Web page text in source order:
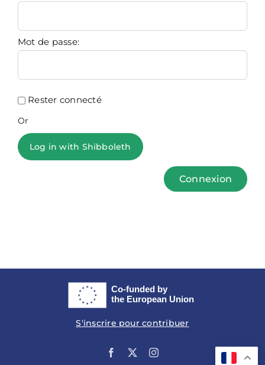
Mot de passe:
Rester connecté
Or
Log in with Shibboleth
Connexion
S'inscrire pour contribuer
Facebook Instagram